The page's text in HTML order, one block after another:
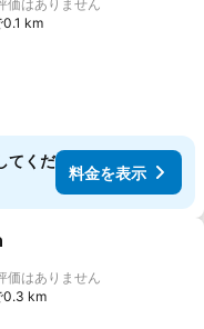
価はありません
0.1 km
てくだ
料金を表示
りに追加
価はありません
0.3 km